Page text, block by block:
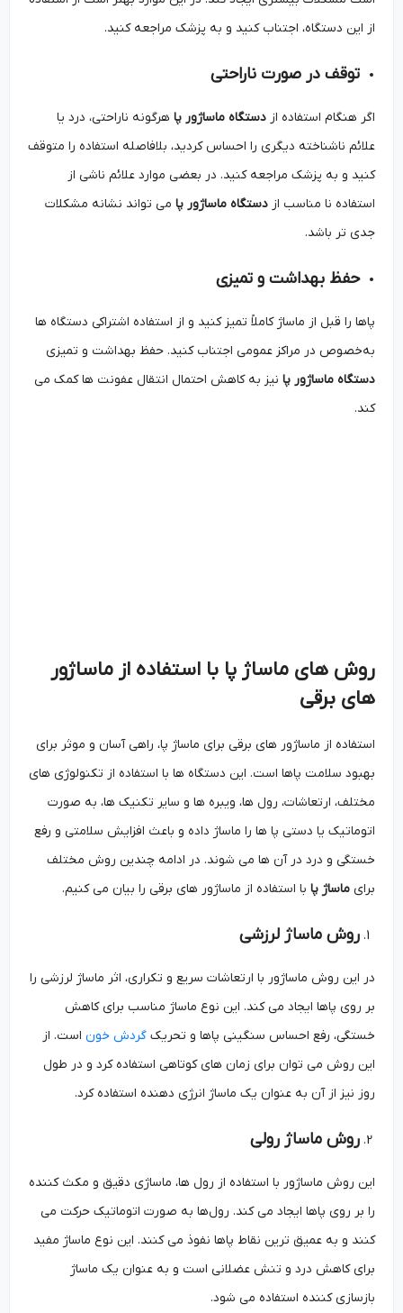
از این دستگاه، اجتناب کنید و به پزشک مراجعه کنید.
توقف در صورت ناراحتی
اگر هنگام استفاده ازدستگاه ماساژور پاهرگونه ناراحتی، درد یا
علائم ناشناخته دیگری را احساس کردید، بلافاصله استفاده را متوقف
کنید و به پزشک مراجعه کنید. در بعضی موارد علائم ناشی از
استفاده نا مناسب ازدستگاه ماساژور پامی ‌تواند نشانه مشکلات
جدی ‌تر باشد.
حفظ بهداشت و تمیزی
پاها را قبل از ماساژ کاملاً تمیز کنید و از استفاده اشتراکی دستگاه ها
به‌خصوص در مراکز عمومی اجتناب کنید. حفظ بهداشت و تمیزی
دستگاه ماساژور پانیز به کاهش احتمال انتقال عفونت ‌ها کمک می
روش های ماساژ پا با استفاده از ماساژور
های برقی
استفاده از ماساژور های برقی برای ماساژ پا، راهی آسان و موثر برای
بهبود سلامت پاها است. این دستگاه‌ ها با استفاده از تکنولوژی ‌های
مختلف، ارتعاشات، رول ‌ها، ویبره‌ ها و سایر تکنیک‌ ها، به صورت
اتوماتیک یا دستی پا ها را ماساژ داده و باعث افزایش سلامتی و رفع
خستگی و درد در آن ها می شوند. در ادامه چندین روش مختلف
ماساژ پابا استفاده از ماساژور های برقی را بیان می کنیم.
روش ماساژ لرزشی
در این روش ماساژور با ارتعاشات سریع و تکراری، اثر ماساژ لرزشی را
بر روی پاها ایجاد می ‌کند. این نوع ماساژ مناسب برای کاهش
خستگی، رفع احساس سنگینی پاها و تحریکگردش خون است. از
این روش می ‌توان برای زمان ‌های کوتاهی استفاده کرد و در طول
روز نیز از آن به عنوان یک ماساژ انرژی ‌دهنده استفاده کرد.
روش ماساژ رولی
این روش ماساژور با استفاده از رول‌ ها، ماساژی دقیق و مکث کننده
را بر روی پاها ایجاد می ‌کند. رول‌ها به صورت اتوماتیک حرکت می
‌کنند و به عمیق ترین نقاط پاها نفوذ می ‌کنند. این نوع ماساژ مفید
برای کاهش درد و تنش عضلانی است و به عنوان یک ماساژ
بازسازی ‌کننده استفاده می ‌شود.